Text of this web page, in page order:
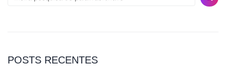
POSTS RECENTES